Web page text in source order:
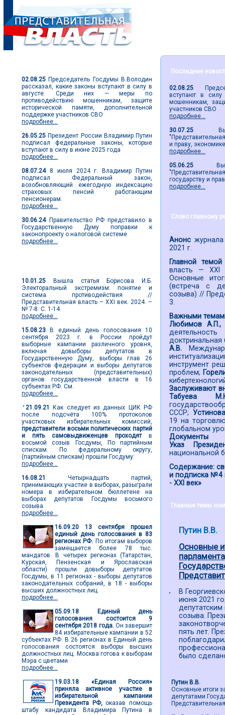
02.08.25 Председатель Госдумы В.Володин
рассказал, какие законы вступают в силу в
августе. Среди них — меры по
противодействию мошенникам, защите
исторической памяти, дополнительной
поддержке участников СВО
подробнее...
26.05.25 Президент России Владимир Путин
подписал федеральные законы, которые
вступают в силу в июне 2025 года
подробнее...
08.07.248 июля 2024 г. Владимир Путин
подписал Федеральный закон,
возобновляющий ежегодную индексацию
страховых пенсий работающим
пенсионерам.
подробнее...
30.06.24Правительство РФ представило в
Государственную Думу поправки к
законопроекту о налоговой системе
подробнее...
10.01.25 Вышла статья Борисова И.Б.
Электоральный экстремизм: понятие и
система противодействия //
Представительная власть – XXI век. 2024. –
№ 7-8. С. 1-14.
подробнее...
15.08.23 В единый день голосования 10
сентября 2023 г. в России пройдут
выборные кампании различного уровня,
включая довыборы депутатов в
Государственную Думу, выборы глав 26
субъектов федерации и выборы депутатов
законодательных (представительных)
органов государственной власти в 16
субъектах РФ. См.
подробнее...
21.09.21
Как следует из данных ЦИК РФ
после подсчёта 100% протоколов
участковых избирательных комиссий,
представители восьми политических партий
и пять самовыдвиженцев проходятв
восьмой созыв Госдумы, По партийным
спискам. По федеральному округу,
(партийным спискам) прошли Госдуму:
подробнее...
16.08.21
Четырнадцать партий,
принимающих участие в выборах, разыграли
номера в избирательном бюллетене на
выборах депутатов Госдумы восьмого
созыва.
подробнее...
16.09.20
13 сентября прошел
единый день голосования в 83
регионах РФ. По итогам выборов
замещается более 78 тыс.
мандатов. В четырех регионах (Татарстан,
Курская, Пензенская и Ярославская
области) прошли довыборы депутатов
Госдумы, в 11 регионах - выборы депутатов
законодательных собраний, в 18 - выборы
высших должностных лиц
подробнее...
05.09.18
Единый день
голосования состоится 9
сентября 2018 года.Он завершит
84 избирательные кампании в 52
субъектах РФ. В 26 регионах в Единый день
голосования состоятся выборы высших
должностных лиц. Москва готова к выборам
Мэра с цветами
подробнее...
19.03.18
«Единая Россия»
приняла активное участие в
избирательной кампании
Президента РФ,оказав помощь
штабу кандидата Владимира Путина в
Последние
02.08.25
вступают в
мошенникам,
участников СВО
подробнее...
30.07.25 Вышел
и праву,
подробнее...
05.06.25 Вышел
государству и
подробнее...
Слово главному
Анонс
2021 г.
Главной темой
власть —
Основные
(встреча с
созыва) //
3.
Важными
Любимов
А.В.
инструмент
проблем;
Заслуживают
Табуева
СССР;
19 на
глобальном
Документы
Указ
национальной
Содержание:
и подписка №4
- ХХI век»
Главные темы
Путин В.В.
Основные
В
июня 2021
созыва.
пять лет.
было
Путин В.В.
Основные итоги
депутатами